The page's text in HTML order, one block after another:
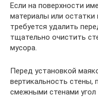
Если на поверхности
материалы или остатки
требуется удалить
тщательно очистить
мусора.
Перед установкой
вертикальность стены,
смежными стенами